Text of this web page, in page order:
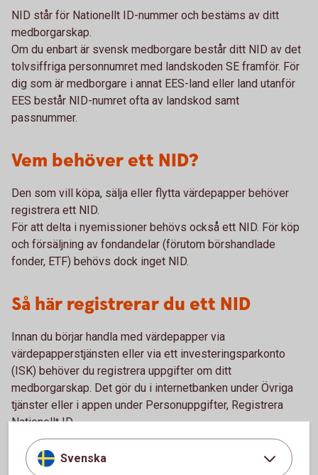
NID står för Nationellt ID-nummer och bestäms av ditt
medborgarskap.
Om du enbart är svensk medborgare består ditt NID av det
tolvsiffriga personnumret med landskoden SE framför. För
dig som är medborgare i annat EES-land eller land utanför
EES består NID-numret ofta av landskod samt
passnummer.
Vem behöver ett NID?
Den som vill köpa, sälja eller flytta värdepapper behöver
registrera ett NID.
För att delta i nyemissioner behövs också ett NID. För köp
och försäljning av fondandelar (förutom börshandlade
fonder, ETF) behövs dock inget NID.
Så här registrerar du ett NID
Innan du börjar handla med värdepapper via
värdepapperstjänsten eller via ett investeringsparkonto
(ISK) behöver du registrera uppgifter om ditt
medborgarskap. Det gör du i internetbanken under Övriga
tjänster eller i appen under Personuppgifter, Registrera
Nationellt ID.
Kontakta oss om du har problem att registrera dina
uppgifter så hjälper vi dig.
Svenska